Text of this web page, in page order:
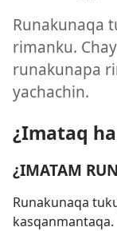
Runakunaqa
rimanku.
runakunapa
yachachin.
¿Imataq
¿IMATAM
Runakunaqa
kasqanmantaqa.